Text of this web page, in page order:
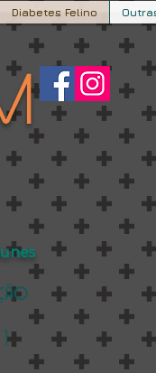
Diabetes Felino